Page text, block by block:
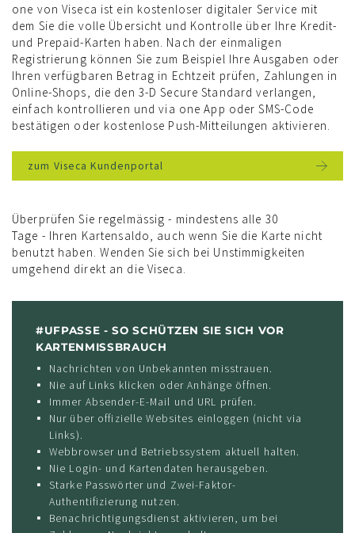
one von Viseca ist ein kostenloser digitaler Service mit
dem Sie die volle Übersicht und Kontrolle über Ihre Kredit-
und Prepaid-Karten haben. Nach der einmaligen
Registrierung können Sie zum Beispiel Ihre Ausgaben oder
Ihren verfügbaren Betrag in Echtzeit prüfen, Zahlungen in
Online-Shops, die den 3-D Secure Standard verlangen,
einfach kontrollieren und via one App oder SMS-Code
bestätigen oder kostenlose Push-Mitteilungen aktivieren.
zum Viseca Kundenportal
Überprüfen Sie regelmässig - mindestens alle 30
Tage - Ihren Kartensaldo, auch wenn Sie die Karte nicht
benutzt haben. Wenden Sie sich bei Unstimmigkeiten
umgehend direkt an die Viseca.
#UFPASSE - SO SCHÜTZEN SIE SICH VOR
KARTENMISSBRAUCH
Nachrichten von Unbekannten misstrauen.
Nie auf Links klicken oder Anhänge öffnen.
Immer Absender-E-Mail und URL prüfen.
Nur über offizielle Websites einloggen (nicht via
Links).
Webbrowser und Betriebssystem aktuell halten.
Nie Login- und Kartendaten herausgeben.
Starke Passwörter und Zwei-Faktor-
Authentifizierung nutzen.
Benachrichtigungsdienst aktivieren, um bei